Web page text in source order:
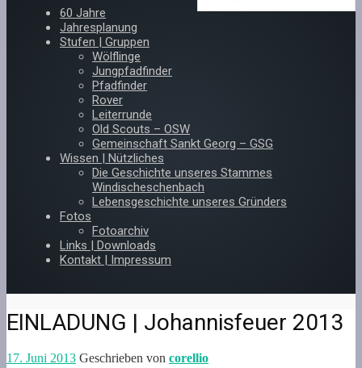
60 Jahre
Jahresplanung
Stufen | Gruppen
Wölflinge
Jungpfadfinder
Pfadfinder
Rover
Leiterrunde
Old Scouts – OSW
Gemeinschaft Sankt Georg – GSG
Wissen | Nützliches
Die Geschichte unseres Stammes
Windischeschenbach
Lebensgeschichte unseres Gründers
Fotos
Fotoarchiv
Links | Downloads
Kontakt | Impressum
EINLADUNG | Johannisfeuer 2013
17. Juni 2013 Geschrieben von corellio